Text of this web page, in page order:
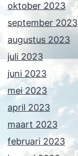
oktober 2023
september 2023
augustus 2023
juli 2023
juni 2023
mei 2023
april 2023
maart 2023
februari 2023